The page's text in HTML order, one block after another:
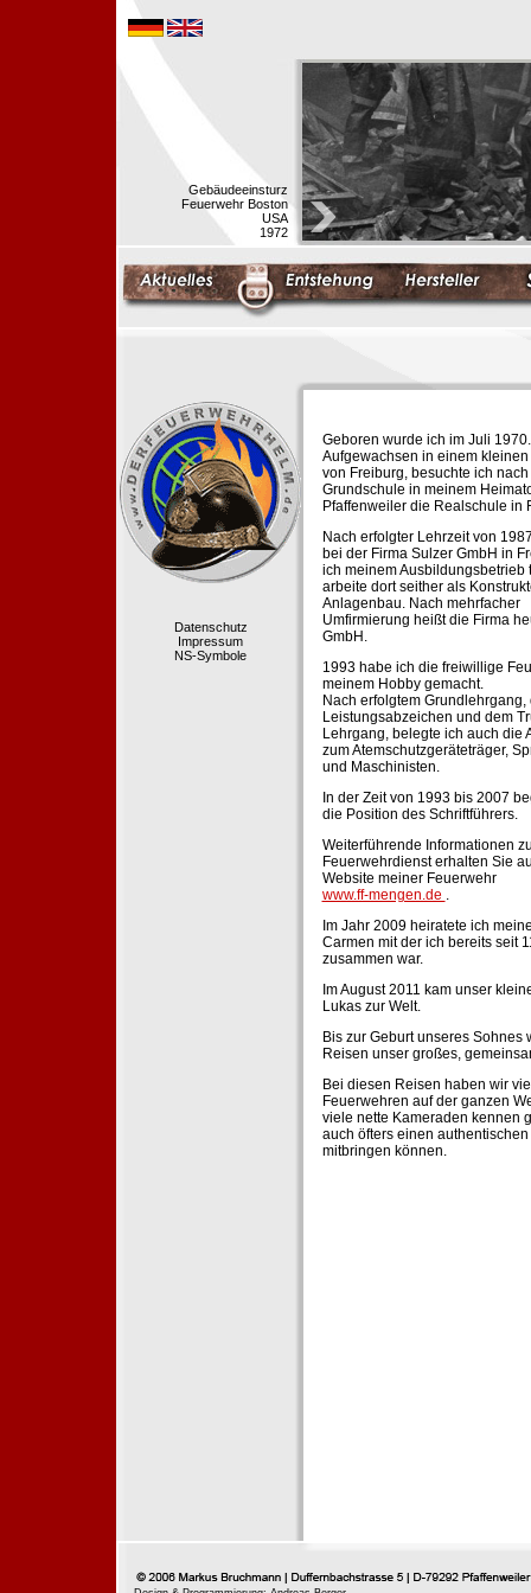
Gebäudeeinsturz
Feuerwehr Boston
USA
1972
Datenschutz
Impressum
NS-Symbole
Geboren wurde ich im Juli 1970.
Aufgewachsen in einem kleinen
von Freiburg, besuchte ich nach
Grundschule in meinem
Pfaffenweiler die Realschule in
Nach erfolgter Lehrzeit von
bei der Firma Sulzer GmbH in
ich meinem Ausbildungsbetrieb
arbeite dort seither als
Anlagenbau. Nach mehrfacher
Umfirmierung heißt die Firma
GmbH.
1993 habe ich die freiwillige
meinem Hobby gemacht.
Nach erfolgtem Grundlehrgang,
Leistungsabzeichen und dem
Lehrgang, belegte ich auch die
zum Atemschutzgeräteträger,
und Maschinisten.
In der Zeit von 1993 bis 2007
die Position des Schriftführers.
Weiterführende Informationen
Feuerwehrdienst erhalten Sie
Website meiner Feuerwehr
www.ff-mengen.de .
Im Jahr 2009 heiratete ich
Carmen mit der ich bereits seit
zusammen war.
Im August 2011 kam unser
Lukas zur Welt.
Bis zur Geburt unseres Sohnes
Reisen unser großes,
Bei diesen Reisen haben wir
Feuerwehren auf der ganzen
viele nette Kameraden kennen
auch öfters einen
mitbringen können.